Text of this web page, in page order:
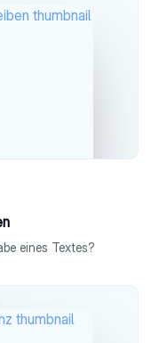
eines Textes?